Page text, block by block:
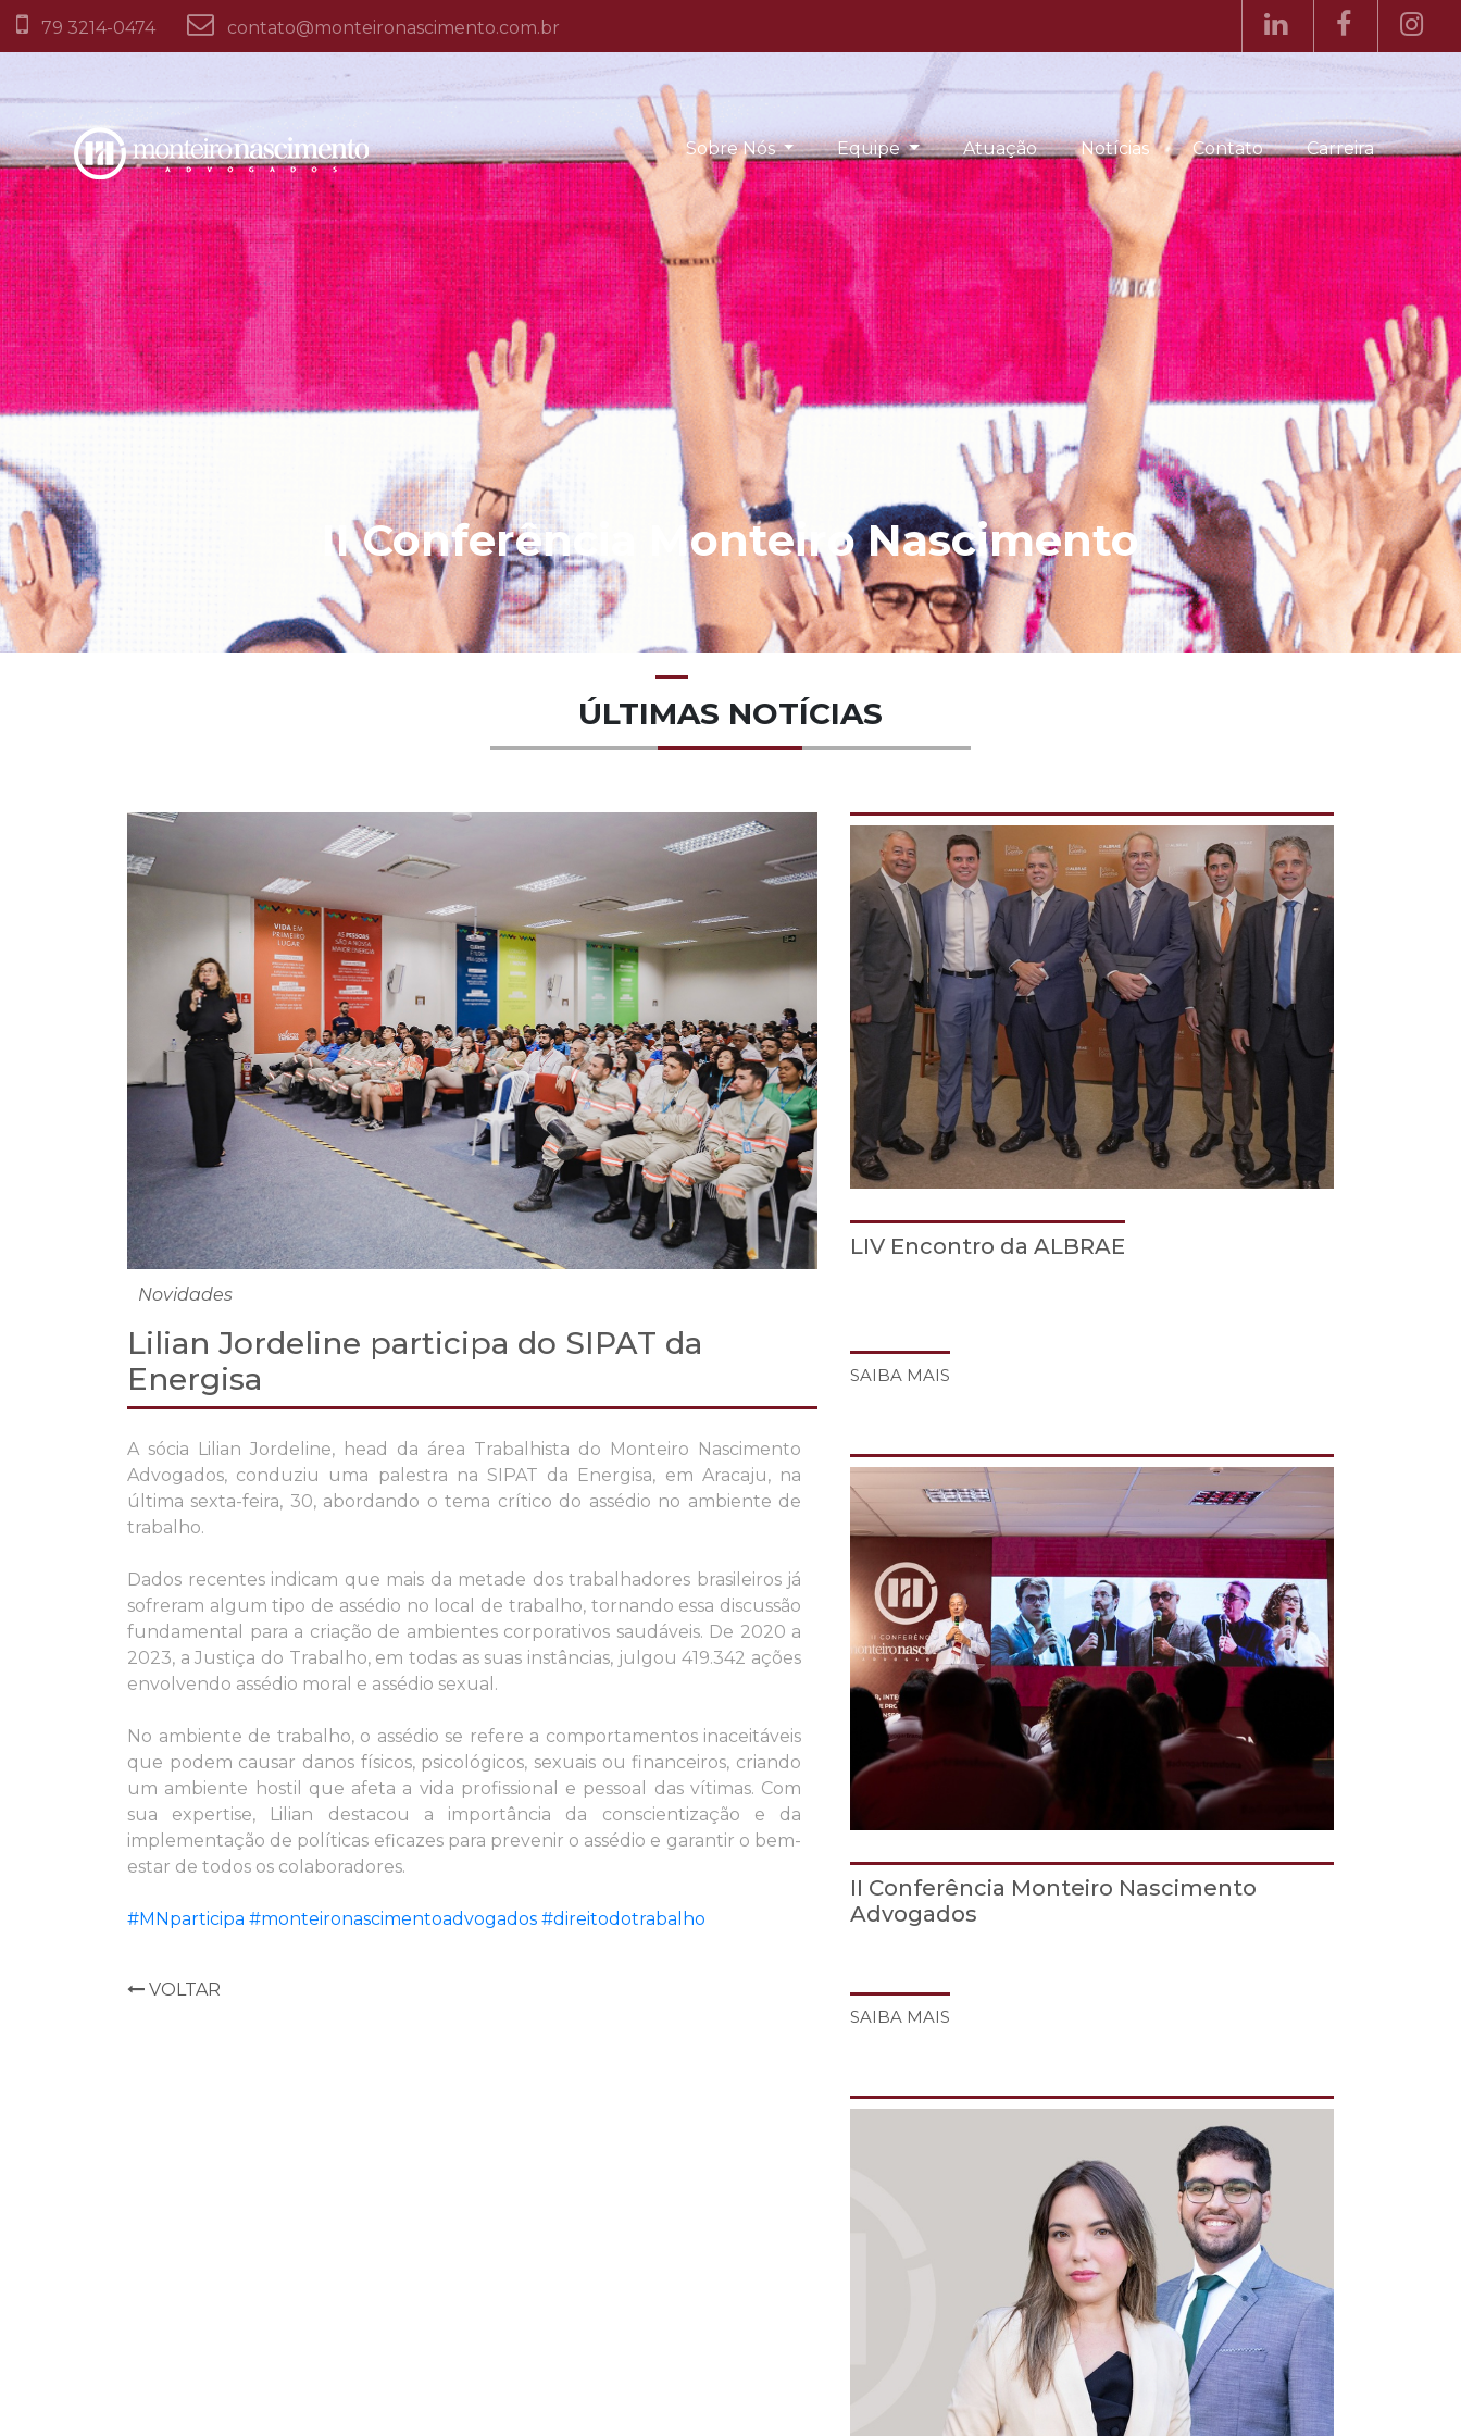
79 3214-0474 contato@monteironascimento.com.br
Sobre Nós Equipe Atuação Notícias Contato Carreira
II Conferência Monteiro Nascimento
ÚLTIMAS NOTÍCIAS
Novidades
Lilian Jordeline participa do SIPAT da
Energisa
A sócia Lilian Jordeline, head da área Trabalhista do Monteiro Nascimento
Advogados, conduziu uma palestra na SIPAT da Energisa, em Aracaju, na
última sexta-feira, 30, abordando o tema crítico do assédio no ambiente de
trabalho.
Dados recentes indicam que mais da metade dos trabalhadores brasileiros já
sofreram algum tipo de assédio no local de trabalho, tornando essa discussão
fundamental para a criação de ambientes corporativos saudáveis. De 2020 a
2023, a Justiça do Trabalho, em todas as suas instâncias, julgou 419.342 ações
envolvendo assédio moral e assédio sexual.
No ambiente de trabalho, o assédio se refere a comportamentos inaceitáveis
que podem causar danos físicos, psicológicos, sexuais ou financeiros, criando
um ambiente hostil que afeta a vida profissional e pessoal das vítimas. Com
sua expertise, Lilian destacou a importância da conscientização e da
implementação de políticas eficazes para prevenir o assédio e garantir o bem-
estar de todos os colaboradores.
#MNparticipa #monteironascimentoadvogados #direitodotrabalho
VOLTAR
LIV Encontro da ALBRAE
SAIBA MAIS
II Conferência Monteiro Nascimento
Advogados
SAIBA MAIS